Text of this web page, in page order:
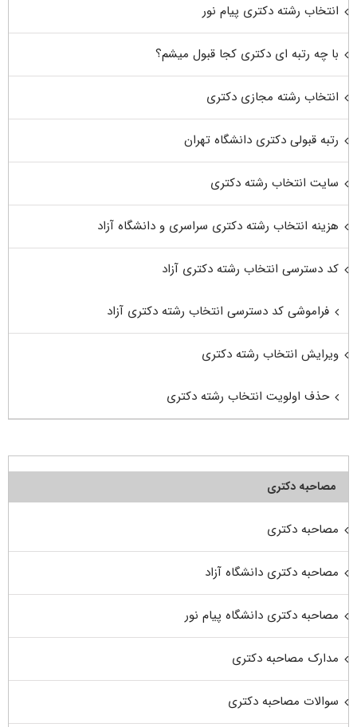
انتخاب رشته دکتری پیام نور
با چه رتبه ای دکتری کجا قبول میشم؟
انتخاب رشته مجازی دکتری
رتبه قبولی دکتری دانشگاه تهران
سایت انتخاب رشته دکتری
هزینه انتخاب رشته دکتری سراسری و دانشگاه آزاد
کد دسترسی انتخاب رشته دکتری آزاد
فراموشی کد دسترسی انتخاب رشته دکتری آزاد
ویرایش انتخاب رشته دکتری
حذف اولویت انتخاب رشته دکتری
مصاحبه دکتری
مصاحبه دکتری
مصاحبه دکتری دانشگاه آزاد
مصاحبه دکتری دانشگاه پیام نور
مدارک مصاحبه دکتری
سوالات مصاحبه دکتری